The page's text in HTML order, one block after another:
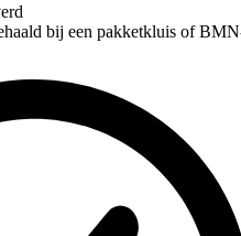
bij een pakketkluis of